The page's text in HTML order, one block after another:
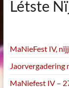
Létste
MaNieFest IV,
MaNiefest IV –